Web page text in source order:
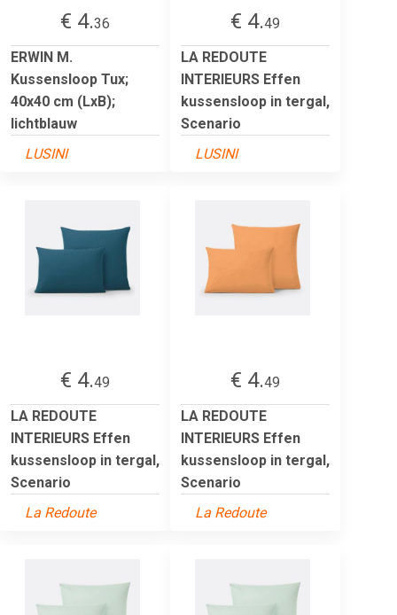
€ 4.36
ERWIN M.
Kussensloop Tux;
40x40 cm (LxB);
lichtblauw
LUSINI
€ 4.49
LA REDOUTE
INTERIEURS Effen
kussensloop in tergal,
Scenario
LUSINI
€ 4.49
LA REDOUTE
INTERIEURS Effen
kussensloop in tergal,
Scenario
La Redoute
€ 4.49
LA REDOUTE
INTERIEURS Effen
kussensloop in tergal,
Scenario
La Redoute